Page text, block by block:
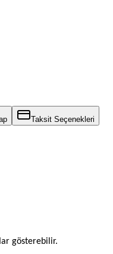
Taksit Seçenekleri
gösterebilir.